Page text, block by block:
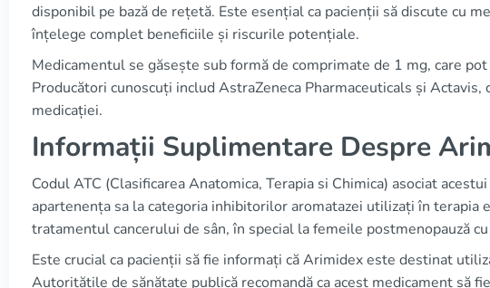
disponibil pe bază de rețetă. Este esențial ca pacienții să discute cu
înțelege complet beneficiile și riscurile potențiale.
Medicamentul se găsește sub formă de comprimate de 1 mg, care
Producători cunoscuți includ AstraZeneca Pharmaceuticals și
medicației.
Informații Suplimentare Despre
Codul ATC (Clasificarea Anatomica, Terapia si Chimica) asociat
apartenența sa la categoria inhibitorilor aromatazei utilizați în terapia
tratamentul cancerului de sân, în special la femeile postmenopauză
Este crucial ca pacienții să fie informați că Arimidex este destinat
Autoritățile de sănătate publică recomandă ca acest medicament să